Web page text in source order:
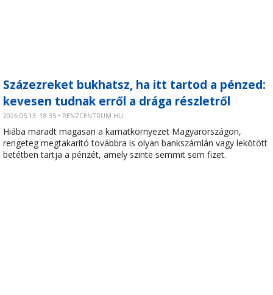
Százezreket bukhatsz, ha itt tartod a pénzed:
kevesen tudnak erről a drága részletről
2026.05.13. 18:35 • PENZCENTRUM.HU
Hiába maradt magasan a kamatkörnyezet Magyarországon,
rengeteg megtakarító továbbra is olyan bankszámlán vagy lekötött
betétben tartja a pénzét, amely szinte semmit sem fizet.